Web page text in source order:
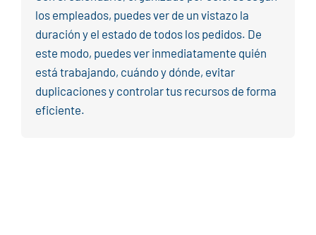
los empleados, puedes ver de un vistazo la
duración y el estado de todos los pedidos. De
este modo, puedes ver inmediatamente quién
está trabajando, cuándo y dónde, evitar
duplicaciones y controlar tus recursos de forma
eficiente.